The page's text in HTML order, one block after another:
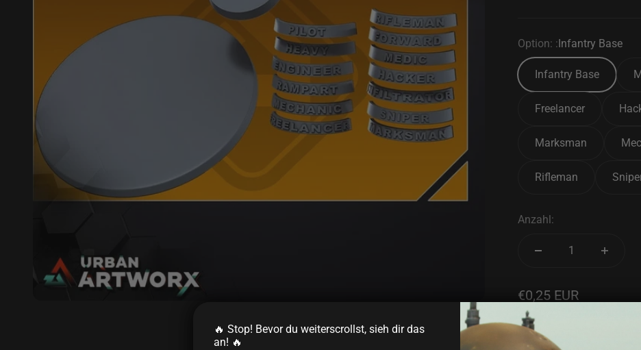
Option: :Infantry Base
Infantry Base
Freelancer
Marksman
Rifleman
Anzahl:
Angebot
€0,25 EUR
inkl. MwSt.
🔥 Stop! Bevor du weiterscrollst, sieh dir das
an! 🔥